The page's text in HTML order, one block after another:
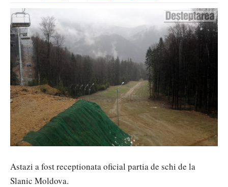
Astazi a fost receptionata oficial partia de schi de la
Slanic Moldova.